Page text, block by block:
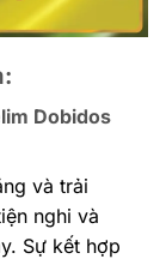
Dobidos
và trải
nghi và
Sự kết hợp